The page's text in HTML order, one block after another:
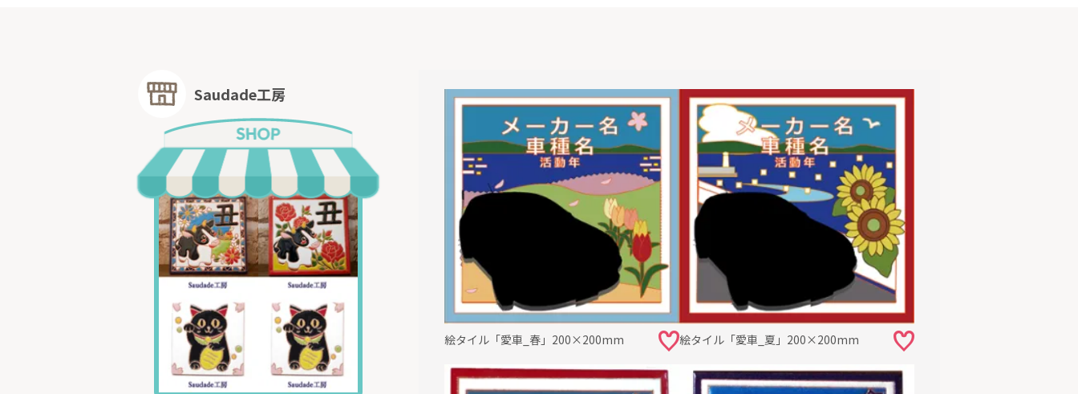
Saudade工房
絵タイル「愛車_春」200×200mm 絵タイル「愛車_夏」200×200mm